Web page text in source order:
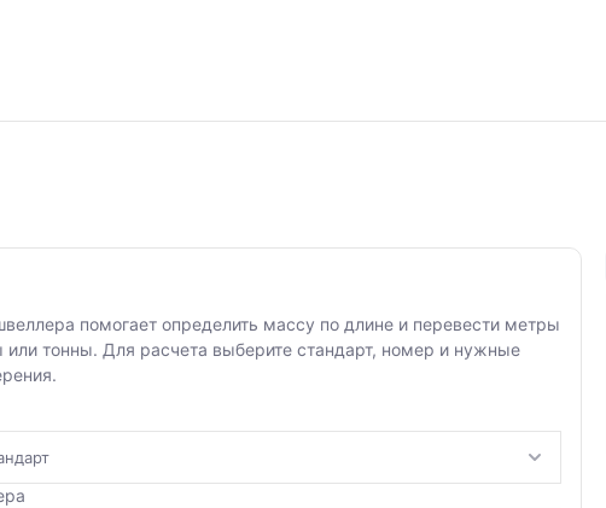
помогает определить массу по длине и перевести метры
тонны. Для расчета выберите стандарт, номер и нужные